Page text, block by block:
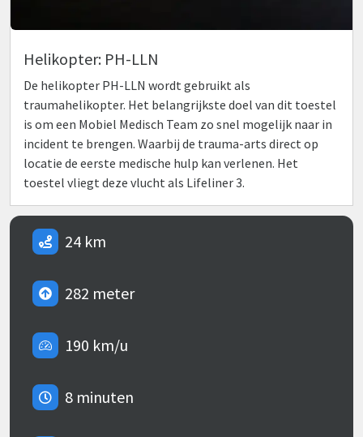
Helikopter: PH-LLN
De helikopter PH-LLN wordt gebruikt als
traumahelikopter. Het belangrijkste doel van dit toestel
is om een Mobiel Medisch Team zo snel mogelijk naar in
incident te brengen. Waarbij de trauma-arts direct op
locatie de eerste medische hulp kan verlenen. Het
toestel vliegt deze vlucht als Lifeliner 3.
24 km
282 meter
190 km/u
8 minuten